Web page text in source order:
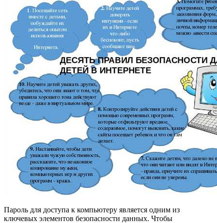
Пароль для доступа к компьютеру является одним из
ключевых элементов безопасности данных. Чтобы